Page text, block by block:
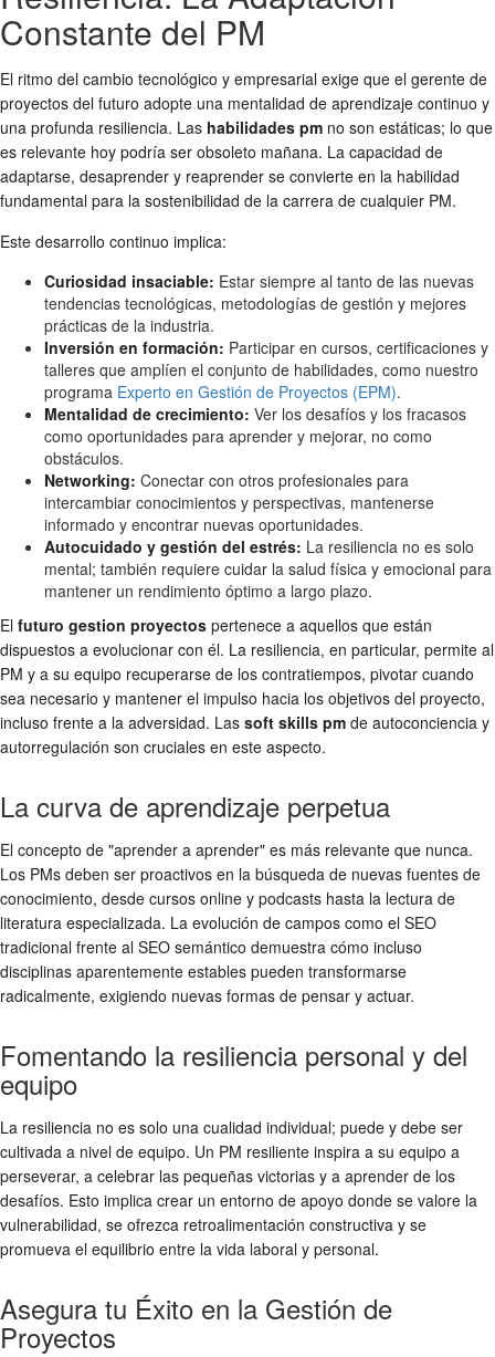
Constante del PM
El ritmo del cambio tecnológico y empresarial exige que el gerente de
proyectos del futuro adopte una mentalidad de aprendizaje continuo y
una profunda resiliencia. Las habilidades pm no son estáticas; lo que
es relevante hoy podría ser obsoleto mañana. La capacidad de
adaptarse, desaprender y reaprender se convierte en la habilidad
fundamental para la sostenibilidad de la carrera de cualquier PM.
Este desarrollo continuo implica:
Curiosidad insaciable: Estar siempre al tanto de las nuevas
tendencias tecnológicas, metodologías de gestión y mejores
prácticas de la industria.
Inversión en formación: Participar en cursos, certificaciones y
talleres que amplíen el conjunto de habilidades, como nuestro
programa Experto en Gestión de Proyectos (EPM).
Mentalidad de crecimiento: Ver los desafíos y los fracasos
como oportunidades para aprender y mejorar, no como
obstáculos.
Networking: Conectar con otros profesionales para
intercambiar conocimientos y perspectivas, mantenerse
informado y encontrar nuevas oportunidades.
Autocuidado y gestión del estrés: La resiliencia no es solo
mental; también requiere cuidar la salud física y emocional para
mantener un rendimiento óptimo a largo plazo.
El futuro gestion proyectos pertenece a aquellos que están
dispuestos a evolucionar con él. La resiliencia, en particular, permite al
PM y a su equipo recuperarse de los contratiempos, pivotar cuando
sea necesario y mantener el impulso hacia los objetivos del proyecto,
incluso frente a la adversidad. Las soft skills pm de autoconciencia y
autorregulación son cruciales en este aspecto.
La curva de aprendizaje perpetua
El concepto de "aprender a aprender" es más relevante que nunca.
Los PMs deben ser proactivos en la búsqueda de nuevas fuentes de
conocimiento, desde cursos online y podcasts hasta la lectura de
literatura especializada. La evolución de campos como el SEO
tradicional frente al SEO semántico demuestra cómo incluso
disciplinas aparentemente estables pueden transformarse
radicalmente, exigiendo nuevas formas de pensar y actuar.
Fomentando la resiliencia personal y del
equipo
La resiliencia no es solo una cualidad individual; puede y debe ser
cultivada a nivel de equipo. Un PM resiliente inspira a su equipo a
perseverar, a celebrar las pequeñas victorias y a aprender de los
desafíos. Esto implica crear un entorno de apoyo donde se valore la
vulnerabilidad, se ofrezca retroalimentación constructiva y se
promueva el equilibrio entre la vida laboral y personal.
Asegura tu Éxito en la Gestión de
Proyectos